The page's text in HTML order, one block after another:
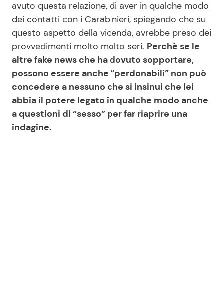
avuto questa relazione, di aver in qualche modo
dei contatti con i Carabinieri, spiegando che su
questo aspetto della vicenda, avrebbe preso dei
provvedimenti molto molto seri. Perchè se le
altre fake news che ha dovuto sopportare,
possono essere anche “perdonabili” non può
concedere a nessuno che si insinui che lei
abbia il potere legato in qualche modo anche
a questioni di “sesso” per far riaprire una
indagine.